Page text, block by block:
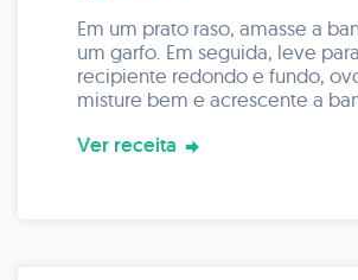
Em um prato raso, amasse a
um garfo. Em seguida, leve
recipiente redondo e fundo,
misture bem e acrescente a
novamente.
Ver receita